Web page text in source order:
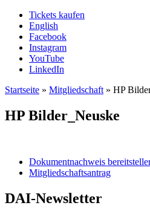
Tickets kaufen
English
Facebook
Instagram
YouTube
LinkedIn
Startseite » Mitgliedschaft » HP
HP Bilder_Neuske
Dokumentnachweis
Mitgliedschaftsantrag
DAI-Newsletter